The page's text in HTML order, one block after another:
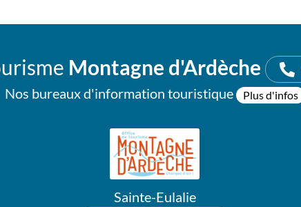
Montagne d'Ardèche
Nos bureaux d'information touristique Plus d'infos
Sainte-Eulalie